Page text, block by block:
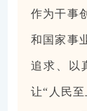
作为干事
和国家事
追求、以
让“人民